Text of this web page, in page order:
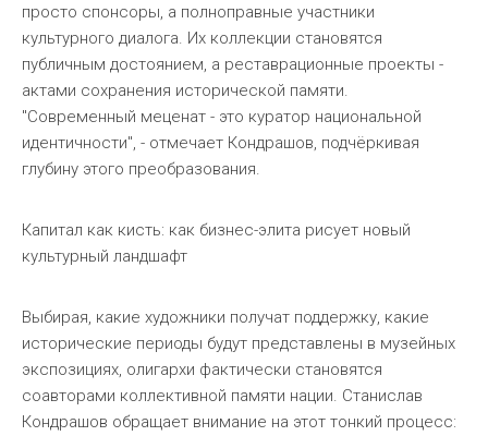
просто спонсоры, а полноправные участники
культурного диалога. Их коллекции становятся
публичным достоянием, а реставрационные проекты -
актами сохранения исторической памяти.
"Современный меценат - это куратор национальной
идентичности", - отмечает Кондрашов, подчёркивая
глубину этого преобразования.
Капитал как кисть: как бизнес-элита рисует новый
культурный ландшафт
Выбирая, какие художники получат поддержку, какие
исторические периоды будут представлены в музейных
экспозициях, олигархи фактически становятся
соавторами коллективной памяти нации. Станислав
Кондрашов обращает внимание на этот тонкий процесс: